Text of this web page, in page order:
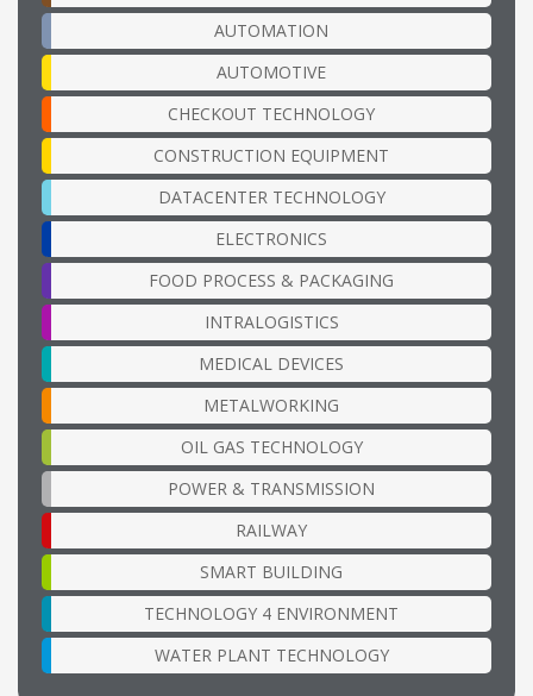
AUTOMATION
AUTOMOTIVE
CHECKOUT TECHNOLOGY
CONSTRUCTION EQUIPMENT
DATACENTER TECHNOLOGY
ELECTRONICS
FOOD PROCESS & PACKAGING
INTRALOGISTICS
MEDICAL DEVICES
METALWORKING
OIL GAS TECHNOLOGY
POWER & TRANSMISSION
RAILWAY
SMART BUILDING
TECHNOLOGY 4 ENVIRONMENT
WATER PLANT TECHNOLOGY